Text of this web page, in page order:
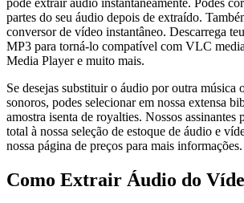
pode extrair áudio instantaneamente. Podes
partes do seu áudio depois de extraído.
conversor de vídeo instantâneo. Descarrega
MP3 para torná-lo compatível com VLC
Media Player e muito mais.
Se desejas substituir o áudio por outra música
sonoros, podes selecionar em nossa extensa
amostra isenta de royalties. Nossos assinantes
total à nossa seleção de estoque de áudio e
nossa página de preços para mais informações.
Como Extrair Áudio do